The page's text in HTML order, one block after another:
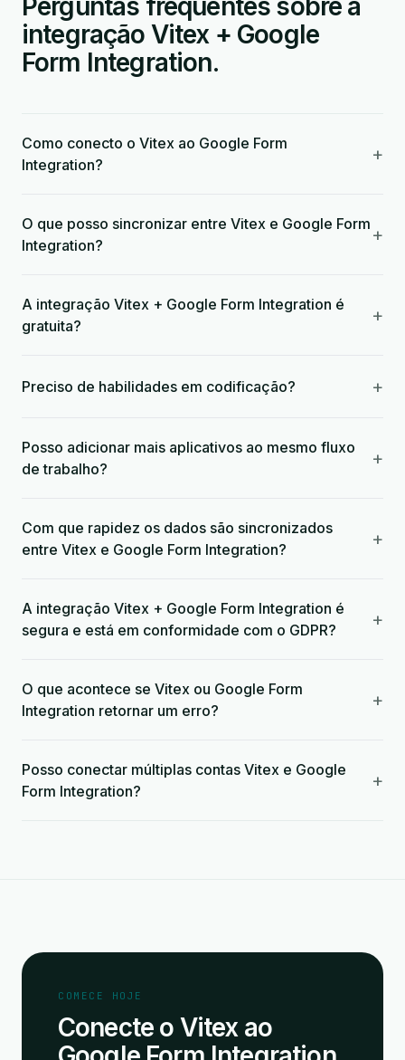
Perguntas frequentes sobre a
integração Vitex + Google
Form Integration.
Como conecto o Vitex ao Google Form
Integration?
+
O que posso sincronizar entre Vitex e Google Form
Integration?
+
A integração Vitex + Google Form Integration é
gratuita?
+
Preciso de habilidades em codificação? +
Posso adicionar mais aplicativos ao mesmo fluxo
de trabalho?
+
Com que rapidez os dados são sincronizados
entre Vitex e Google Form Integration?
+
A integração Vitex + Google Form Integration é
segura e está em conformidade com o GDPR?
+
O que acontece se Vitex ou Google Form
Integration retornar um erro?
+
Posso conectar múltiplas contas Vitex e Google
Form Integration?
+
COMECE HOJE
Conecte o Vitex ao